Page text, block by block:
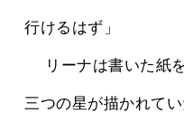
行けるはず」
三つの星が描かれてい